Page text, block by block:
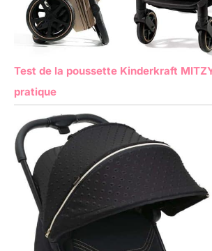
Test de la poussette Kinderkraft
pratique